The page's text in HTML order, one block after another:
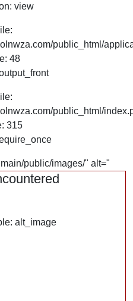
view
public_html/
48
public_html/
315
public/images/" alt="
alt_image